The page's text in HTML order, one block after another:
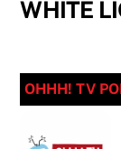
WHITE
OHHH! TV